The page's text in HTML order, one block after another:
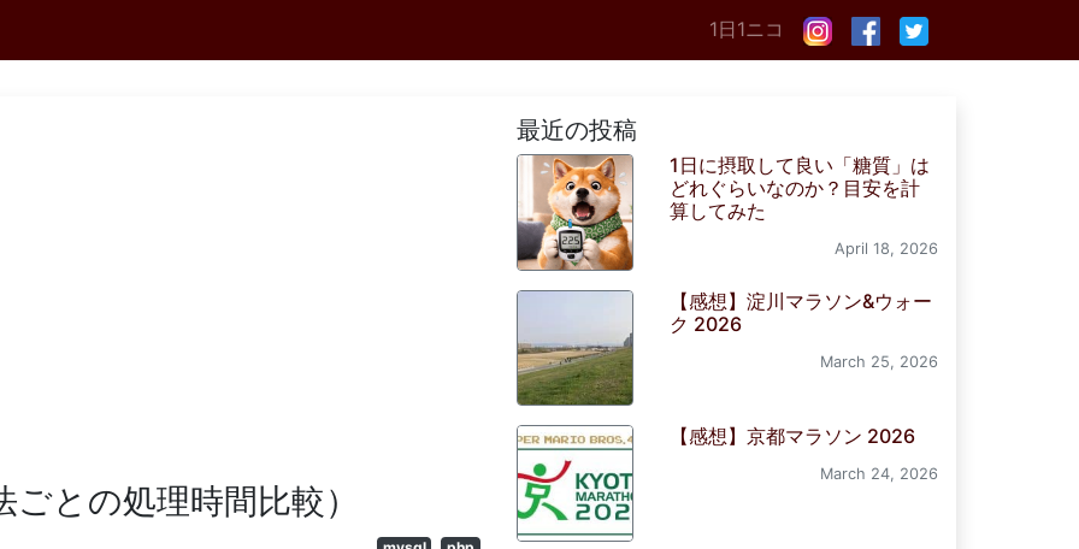
1日1ニコ
との処理時間比較）
最近の投稿
1日に摂取して良い「糖質」は
どれぐらいなのか？目安を計
算してみた
April 18, 2026
【感想】淀川マラソン&ウォー
ク 2026
March 25, 2026
【感想】京都マラソン 2026
March 24, 2026